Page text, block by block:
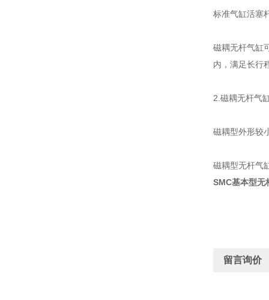
标准气缸活塞
磁耦无杆气缸
内，满足长行
2.磁耦无杆气
磁耦型外形较
磁耦型无杆气
SMC基本型无
留言询价